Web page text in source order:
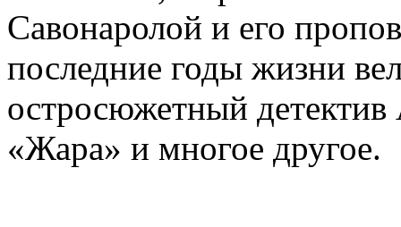
Савонаролой и его
последние годы жизни
остросюжетный детектив
«Жара» и многое другое.